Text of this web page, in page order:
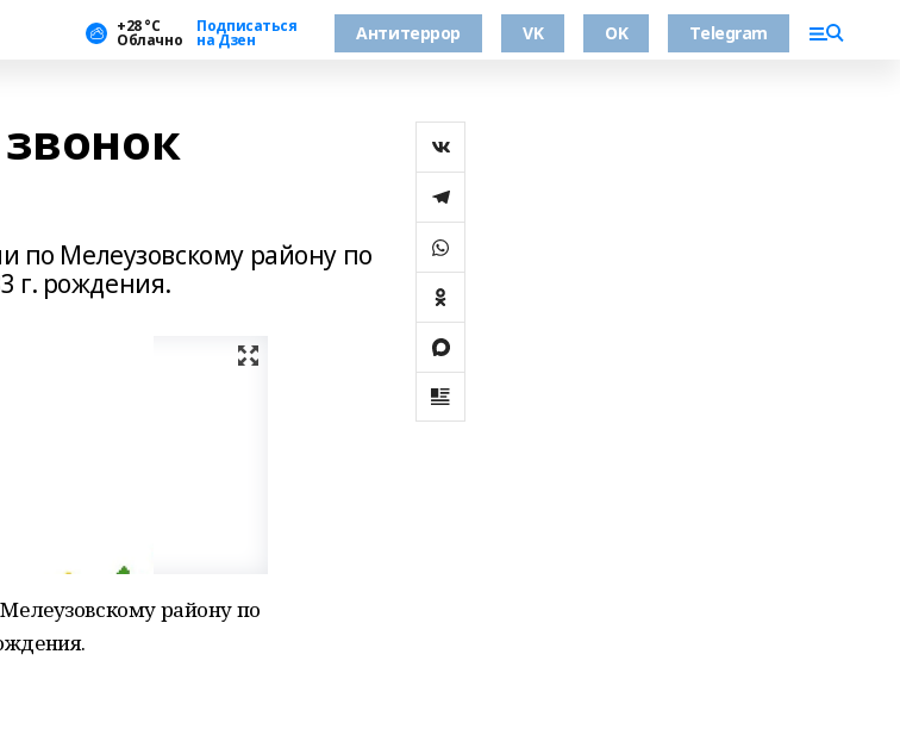
+28 °С
Облачно
Подписаться
на Дзен Антитеррор VK OK Telegram
по Мелеузовскому району по
г. рождения.
району по